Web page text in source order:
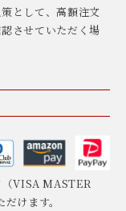
として、高額注文
させていただく場
VISA MASTER
けます。